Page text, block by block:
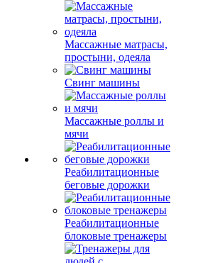
Массажные матрасы,
простыни, одеяла
Свинг машины
Массажные роллы и
мячи
Реабилитационные
беговые дорожки
Реабилитационные
блоковые тренажеры